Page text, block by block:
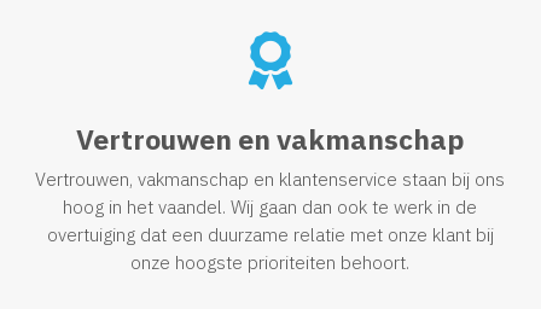

Vertrouwen en vakmanschap
Vertrouwen, vakmanschap en klantenservice staan bij ons
hoog in het vaandel. Wij gaan dan ook te werk in de
overtuiging dat een duurzame relatie met onze klant bij
onze hoogste prioriteiten behoort.